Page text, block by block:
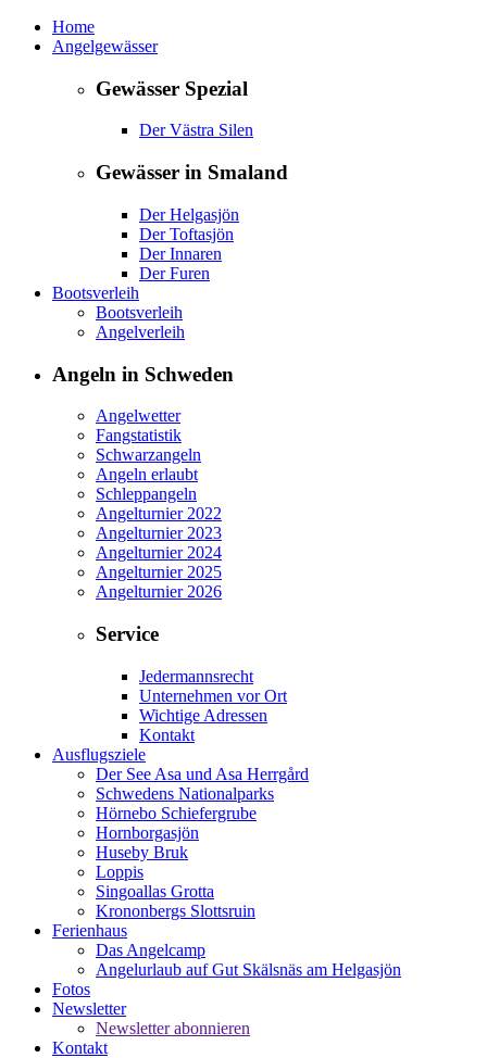
Home
Angelgewässer
Gewässer Spezial
Der Västra Silen
Gewässer in Smaland
Der Helgasjön
Der Toftasjön
Der Innaren
Der Furen
Bootsverleih
Bootsverleih
Angelverleih
Angeln in Schweden
Angelwetter
Fangstatistik
Schwarzangeln
Angeln erlaubt
Schleppangeln
Angelturnier 2022
Angelturnier 2023
Angelturnier 2024
Angelturnier 2025
Angelturnier 2026
Service
Jedermannsrecht
Unternehmen vor Ort
Wichtige Adressen
Kontakt
Ausflugsziele
Der See Asa und Asa Herrgård
Schwedens Nationalparks
Hörnebo Schiefergrube
Hornborgasjön
Huseby Bruk
Loppis
Singoallas Grotta
Krononbergs Slottsruin
Ferienhaus
Das Angelcamp
Angelurlaub auf Gut Skälsnäs am Helgasjön
Fotos
Newsletter
Newsletter abonnieren
Kontakt